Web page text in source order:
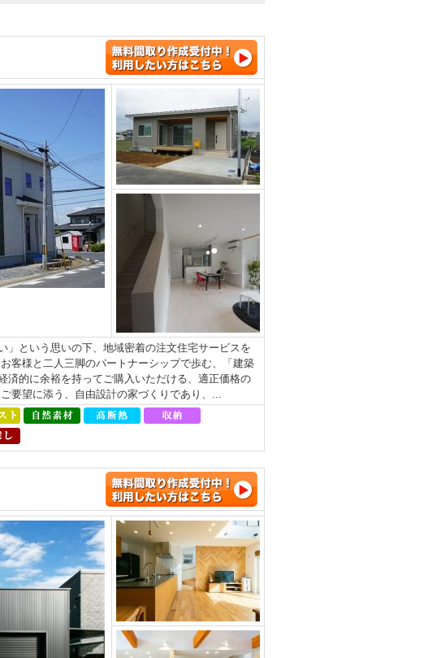
」という思いの下、地域密着の注文住宅サービスを
客様と二人三脚のパートナーシップで歩む、「建築
済的に余裕を持ってご購入いただける、適正価格の
要望に添う、自由設計の家づくりであり、...